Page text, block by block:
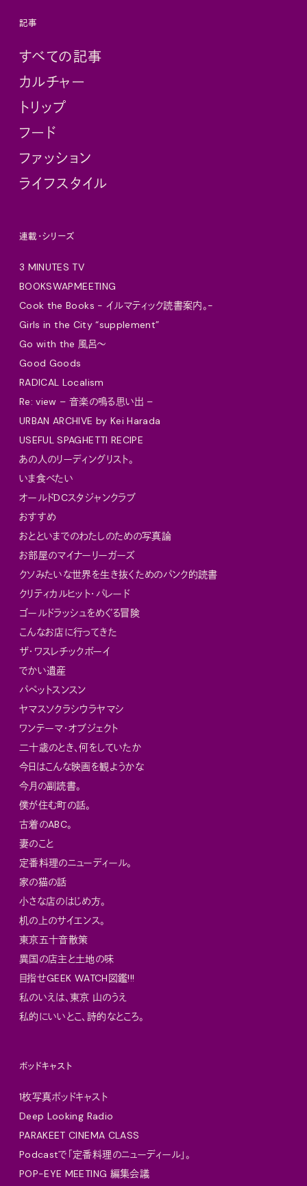
記事
すべての記事
カルチャー
トリップ
フード
ファッション
ライフスタイル
連載・シリーズ
3 MINUTES TV
BOOKSWAPMEETING
Cook the Books - イルマティック読書案内。-
Girls in the City “supplement”
Go with the 風呂〜
Good Goods
RADICAL Localism
Re: view – 音楽の鳴る思い出 –
URBAN ARCHIVE by Kei Harada
USEFUL SPAGHETTI RECIPE
あの人のリーディングリスト。
いま食べたい
オールドDCスタジャンクラブ
おすすめ
おとといまでのわたしのための写真論
お部屋のマイナーリーガーズ
クソみたいな世界を生き抜くためのパンク的読書
クリティカルヒット・パレード
ゴールドラッシュをめぐる冒険
こんなお店に行ってきた
ザ・ワスレチックボーイ
でかい遺産
パペットスンスン
ヤマスソクラシウラヤマシ
ワンテーマ・オブジェクト
二十歳のとき、何をしていたか
今日はこんな映画を観ようかな
今月の副読書。
僕が住む町の話。
古着のABC。
妻のこと
定番料理のニューディール。
家の猫の話
小さな店のはじめ方。
机の上のサイエンス。
東京五十音散策
異国の店主と土地の味
目指せGEEK WATCH図鑑!!!
私のいえは、東京 山のうえ
私的にいいとこ、詩的なところ。
ポッドキャスト
1枚写真ポッドキャスト
Deep Looking Radio
PARAKEET CINEMA CLASS
Podcastで「定番料理のニューディール」。
POP-EYE MEETING 編集会議